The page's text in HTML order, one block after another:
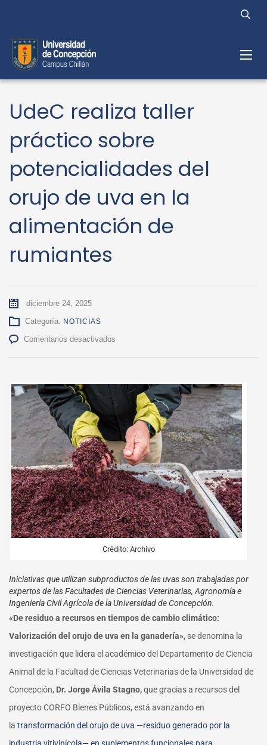
UdeC realiza taller
práctico sobre
potencialidades del
orujo de uva en la
alimentación de
rumiantes
diciembre 24, 2025
Categoría: NOTICIAS
Comentarios desactivados
práctico
potencialidades
del
orujo
de
uva
en
la
alimentación
de
rumiantes
Crédito: Archivo
Iniciativas que utilizan subproductos de las uvas son trabajadas por
expertos de las Facultades de Ciencias Veterinarias, Agronomía e
Ingeniería Civil Agrícola de la Universidad de Concepción.
«De residuo a recursos en tiempos de cambio climático:
Valorización del orujo de uva en la ganadería», se denomina la
investigación que lidera el académico del Departamento de Ciencia
Animal de la Facultad de Ciencias Veterinarias de la Universidad de
Concepción, Dr. Jorge Ávila Stagno,que gracias a recursos del
proyecto CORFO Bienes Públicos, está avanzando en
la transformación del orujo de uva —residuo generado por la